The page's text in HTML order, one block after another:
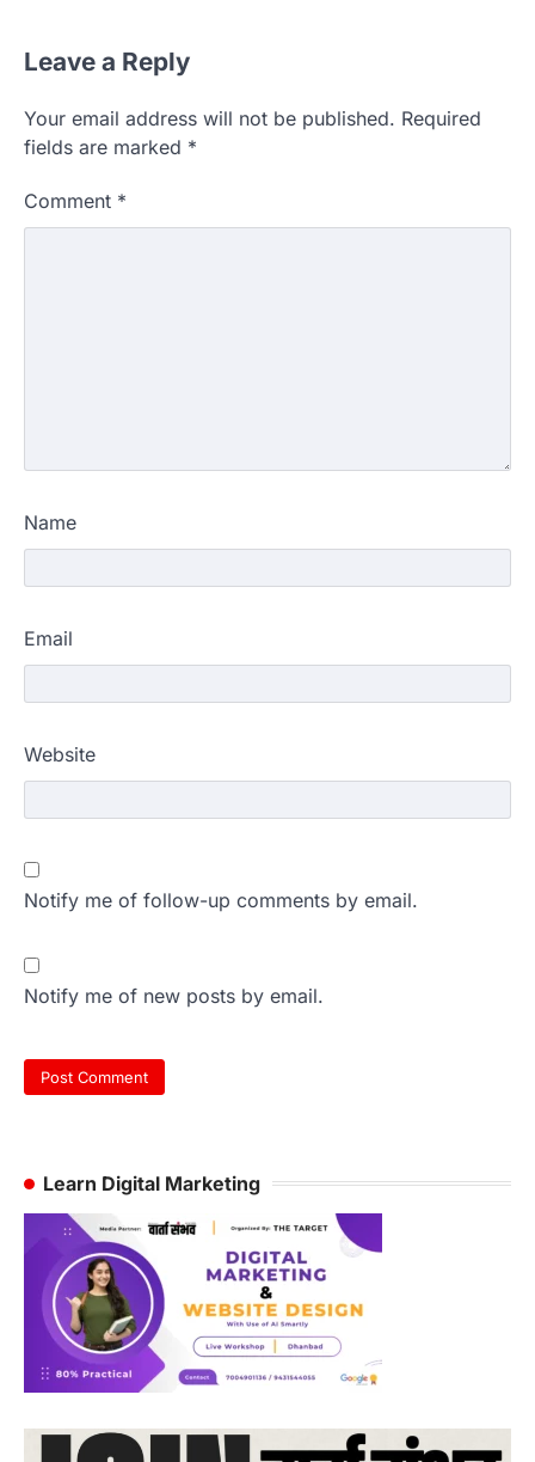
Leave a Reply
Your email address will not be published. Required
fields are marked *
Comment *
Name
Email
Website
Notify me of follow-up comments by email.
Notify me of new posts by email.
Learn Digital Marketing